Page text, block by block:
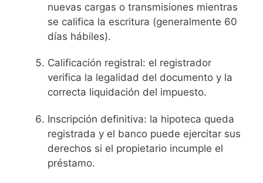
nuevas cargas o transmisiones mientras
se califica la escritura (generalmente 60
días hábiles).
Calificación registral: el registrador
verifica la legalidad del documento y la
correcta liquidación del impuesto.
Inscripción definitiva: la hipoteca queda
registrada y el banco puede ejercitar sus
derechos si el propietario incumple el
préstamo.